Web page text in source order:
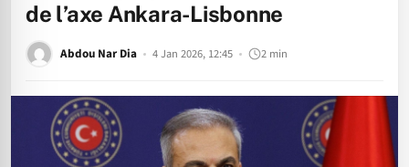
de l’axe Ankara-Lisbonne
Abdou Nar Dia 4 Jan 2026, 12:45 2 min